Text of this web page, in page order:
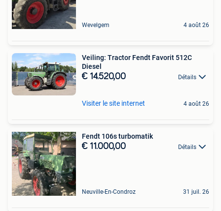
Wevelgem 4 août 26
Veiling: Tractor Fendt Favorit 512C
Diesel
€ 14.520,00 Détails
Visiter le site internet 4 août 26
Fendt 106s turbomatik
€ 11.000,00 Détails
Neuville-En-Condroz 31 juil. 26